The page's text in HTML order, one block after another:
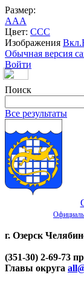
Размер:
AAA
Цвет: CCC
Изображения Вкл.
Обычная версия
Войти
Поиск
Все результаты
г. Озерск
(351-30) 2-69-73
Главы округа